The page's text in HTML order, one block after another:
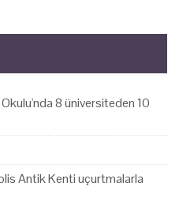
8 üniversiteden 10
Antik Kenti uçurtmalarla